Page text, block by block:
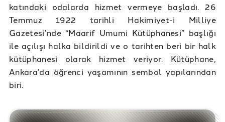
katındaki odalarda hizmet vermeye başladı. 26
Temmuz 1922 tarihli Hakimiyet-i Milliye
Gazetesi’nde “Maarif Umumi Kütüphanesi” başlığı
ile açılışı halka bildirildi ve o tarihten beri bir halk
kütüphanesi olarak hizmet veriyor. Kütüphane,
Ankara’da öğrenci yaşamının sembol yapılarından
biri.